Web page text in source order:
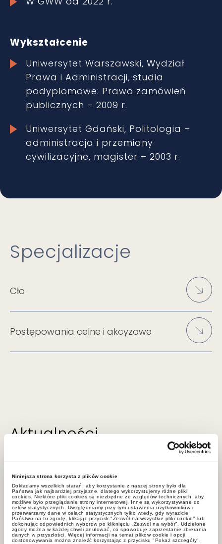
Niniejsza strona korzysta z plików cookie
Dokładamy wszelkich starań, aby korzystanie z naszej strony było dla
Państwa jak najbardziej przyjazne, dlatego wykorzystujemy różne pliki
cookies. Niektóre pliki cookies są niezbędne ze względów technicznych, aby
możliwe było przeglądanie strony internetowej. Inne są wykorzystywane do
celów statystycznych. Uwzględniamy przy tym ustawienia użytkowników i
przetwarzamy dane w celach statystycznych tylko wtedy, gdy wyrazicie
Państwo na to zgodę, klikając przycisk "Zezwól na wszystkie pliki cookie" lub
dokonując odpowiednich wyborów po kliknięciu „Zezwól na wybór”. Udzielone
zgody można w każdej chwili anulować, co spowoduje zaprzestanie zbierania
danych w przyszłości. Więcej informacji na temat plików cookie i opcji
dostosowywania można znaleźć korzystając z przycisku "Pokaż szczegóły".
Wykształcenie
Uniwersytet Warszawski, Wydział
Prawa i Administracji, studia
podyplomowe: Prawo zamówień
publicznych – 2009 r.
Uniwersytet Gdański, Politologia –
administracja i przemiany
cywilizacyjne, magister – 2003 r.
Specjalizacje
Cło
Postępowania celne i akcyzowe
Aktualności